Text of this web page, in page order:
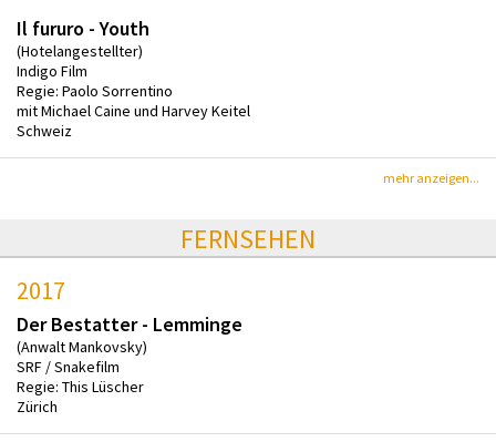
Il fururo - Youth
(Hotelangestellter)
Indigo Film
Regie: Paolo Sorrentino
mit Michael Caine und Harvey Keitel
Schweiz
mehr anzeigen...
FERNSEHEN
2017
Der Bestatter - Lemminge
(Anwalt Mankovsky)
SRF / Snakefilm
Regie: This Lüscher
Zürich